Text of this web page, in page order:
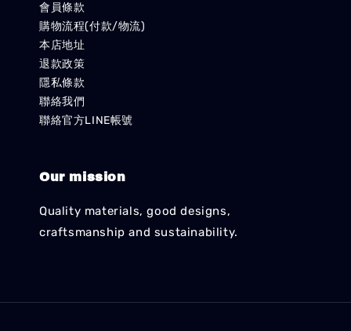
會員條款
購物流程(付款/物流)
本店地址
退款政策
隱私條款
聯絡我們
聯絡官方LINE帳號
Our mission
Quality materials, good designs,
craftsmanship and sustainability.